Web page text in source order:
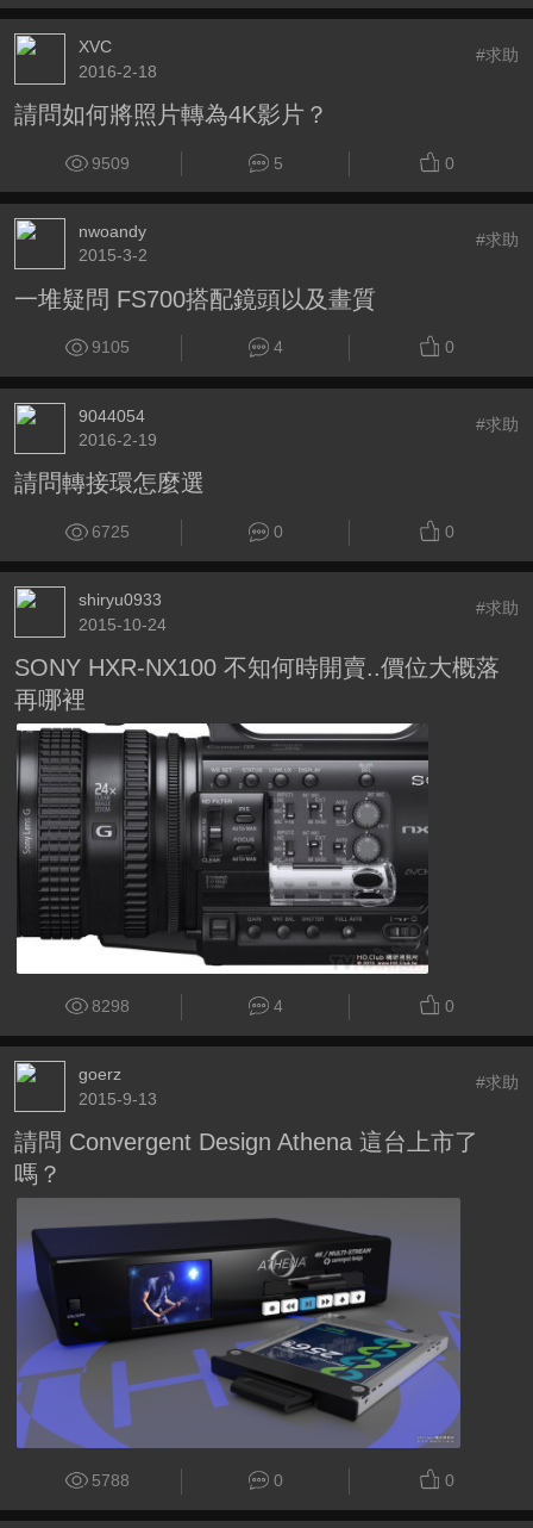
XVC
2016-2-18
#求助
請問如何將照片轉為4K影片？
9509 5 0
nwoandy
2015-3-2
#求助
一堆疑問 FS700搭配鏡頭以及畫質
9105 4 0
9044054
2016-2-19
#求助
請問轉接環怎麼選
6725 0 0
shiryu0933
2015-10-24
#求助
SONY HXR-NX100 不知何時開賣..價位大概落
再哪裡
8298 4 0
goerz
2015-9-13
#求助
請問 Convergent Design Athena 這台上市了
嗎？
5788 0 0